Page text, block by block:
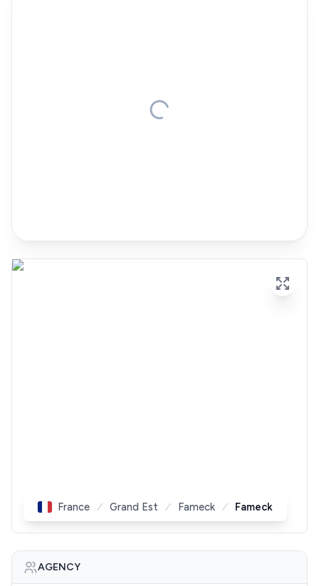
France Grand Est Fameck Fameck
AGENCY